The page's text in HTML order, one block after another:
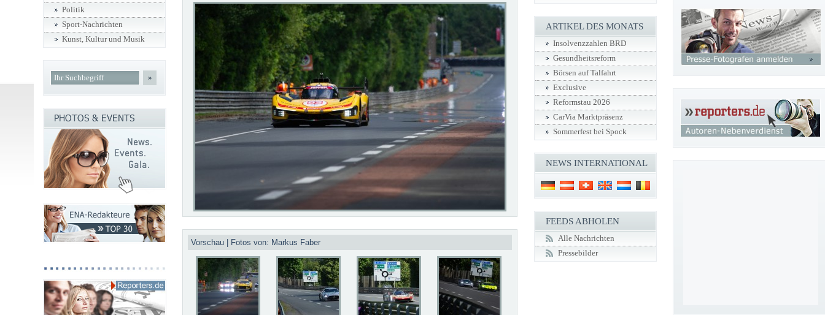
Vorschau | Fotos von: Markus Faber
Politik
Sport-Nachrichten
Kunst, Kultur und Musik
»
ARTIKEL DES MONATS
Insolvenzzahlen BRD
Gesundheitsreform
Börsen auf Talfahrt
Exclusive
Reformstau 2026
CarVia Marktpräsenz
Sommerfest bei Spock
NEWS INTERNATIONAL
FEEDS ABHOLEN
Alle Nachrichten
Pressebilder